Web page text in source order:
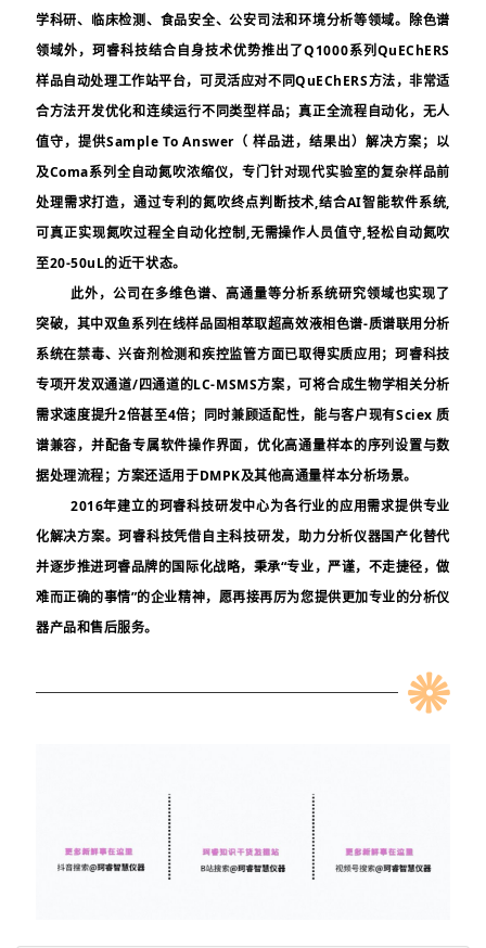
学科研、临床检测、食品安全、公安司法和环境分析等领域。除色谱
领域外，珂睿科技结合自身技术优势推出了Q1000系列QuEChERS
样品自动处理工作站平台，可灵活应对不同QuEChERS方法，非常适
合方法开发优化和连续运行不同类型样品；真正全流程自动化，无人
值守，提供Sample To Answer（ 样品进，结果出）解决方案；以
及Coma系列全自动氮吹浓缩仪，专门针对现代实验室的复杂样品前
处理需求打造，通过专利的氮吹终点判断技术,结合AI智能软件系统,
可真正实现氮吹过程全自动化控制,无需操作人员值守,轻松自动氮吹
至20-50uL的近干状态。
此外，公司在多维色谱、高通量等分析系统研究领域也实现了
突破，其中双鱼系列在线样品固相萃取超高效液相色谱-质谱联用分析
系统在禁毒、兴奋剂检测和疾控监管方面已取得实质应用；珂睿科技
专项开发双通道/四通道的LC-MSMS方案，可将合成生物学相关分析
需求速度提升2倍甚至4倍；同时兼顾适配性，能与客户现有Sciex 质
谱兼容，并配备专属软件操作界面，优化高通量样本的序列设置与数
据处理流程；方案还适用于DMPK及其他高通量样本分析场景。
2016年建立的珂睿科技研发中心为各行业的应用需求提供专业
化解决方案。珂睿科技凭借自主科技研发，助力分析仪器国产化替代
并逐步推进珂睿品牌的国际化战略，秉承“专业，严谨，不走捷径，做
难而正确的事情”的企业精神，愿再接再厉为您提供更加专业的分析仪
器产品和售后服务。